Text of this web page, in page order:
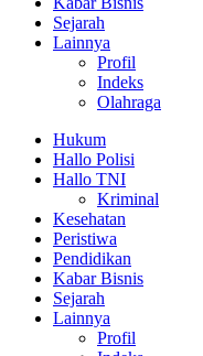
Sejarah
Lainnya
Profil
Indeks
Olahraga
Hukum
Hallo Polisi
Hallo TNI
Kriminal
Kesehatan
Peristiwa
Pendidikan
Kabar Bisnis
Sejarah
Lainnya
Profil